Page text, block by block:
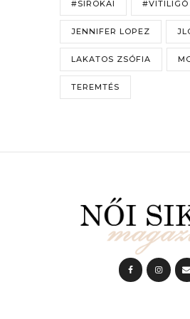
#SIROKAI #VITILIGÓ
JENNIFER LOPEZ
LAKATOS ZSÓFIA
TEREMTÉS